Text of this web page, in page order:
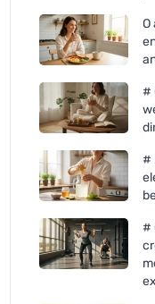
O
#
#
#